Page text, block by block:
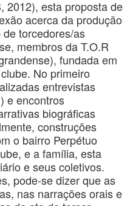
2012), esta proposta de
acerca da produção
torcedores/as
membros da T.O.R
fundada em
No primeiro
entrevistas
e encontros
biográficas
construções
o bairro Perpétuo
e a família, esta
e seus coletivos.
pode-se dizer que as
nas narrações orais e